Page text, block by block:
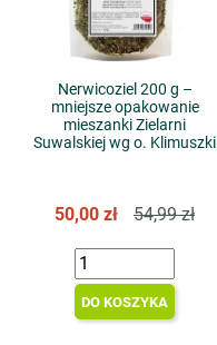
Nerwicoziel 200 g –
mniejsze opakowanie
mieszanki Zielarni
Suwalskiej wg o. Klimuszki
50,00 zł 54,99 zł
DO KOSZYKA